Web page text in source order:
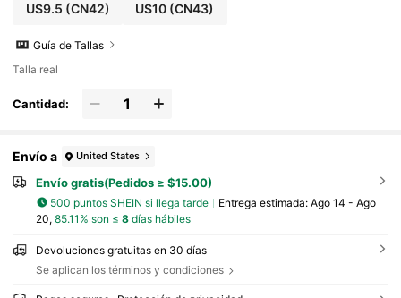
US9.5 (CN42) US10 (CN43)
Guía de Tallas
Talla real
Cantidad:
Envío a United States
Envío gratis(Pedidos ≥ $15.00)
500 puntos SHEIN si llega tarde Entrega estimada: Ago 14 - Ago
20, 85.11% son ≤ 8días hábiles
Devoluciones gratuitas en 30 días
Se aplican los términos y condiciones